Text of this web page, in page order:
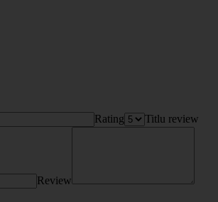
Rating Titlu review
Review